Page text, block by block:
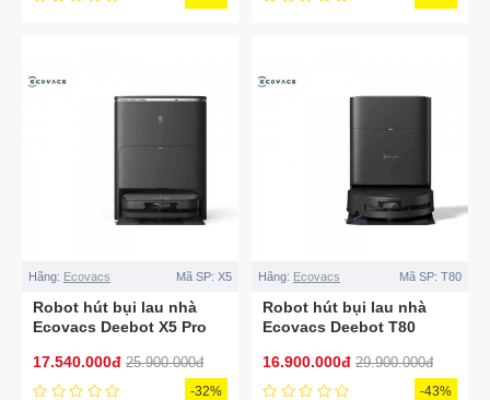
Hãng: Ecovacs Mã SP: X5
Robot hút bụi lau nhà
Ecovacs Deebot X5 Pro
17.540.000đ 25.900.000đ
-32%
Hãng: Ecovacs Mã SP: T80
Robot hút bụi lau nhà
Ecovacs Deebot T80
16.900.000đ 29.900.000đ
-43%